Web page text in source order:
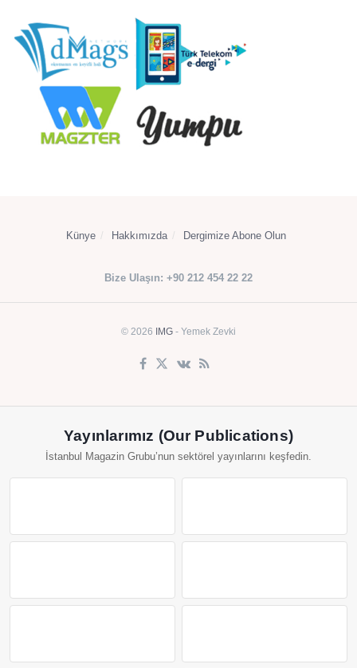
Künye Hakkımızda Dergimize Abone Olun
Bize Ulaşın: +90 212 454 22 22
© 2026 IMG - Yemek Zevki
Yayınlarımız (Our Publications)
İstanbul Magazin Grubu’nun sektörel yayınlarını keşfedin.